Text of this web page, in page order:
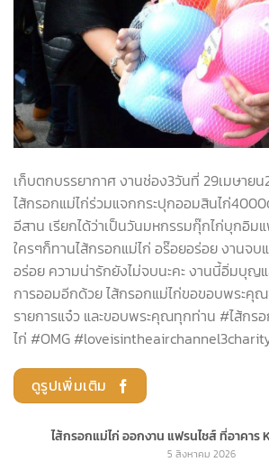
เก็บตกบรรยากาศ งานช่อง3วันที่ 29เมษาย
ไส้กรอกแม่ไก่ร่วมแจกกระปุกออมสินไก่
อีสาน เรียกได้ว่าเป็นวันมหกรรมกุ๊กไก่บุกอิม
ใครๆก็ทานไส้กรอกแม่ไก่ อร๊อยอร่อย งานจ
อร่อย ความน่ารักยังไม่จบนะคะ งานนี้อิ่มบุญ
การออมอีกด้วย ไส้กรอกแม่ไก่ขอขอบพระ
รายการแจ๋ว และขอบพระคุณทุกท่าน #ไส้กร
ไก่ #OMG
ดูรูปเพิ่มเติม
ไส้กรอกแม่ไก่ ออกงาน แฟรนไชส์ ที่อาคาร
5 สิงหาคม 2026